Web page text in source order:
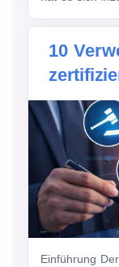
10
Einführung